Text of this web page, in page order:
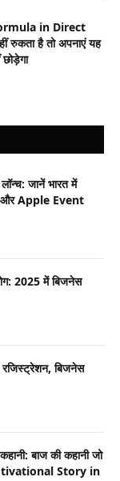
in Direct
रुकता है तो अपनाएं यह
जानें भारत में
और Apple Event
2025 में बिजनेस
बिजनेस
बाज की कहानी जो
Story in